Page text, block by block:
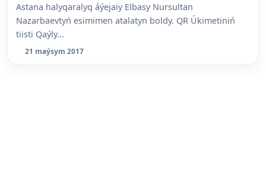
Astana halyqaralyq áýejaiy Elbasy Nursultan
Nazarbaevtyń esimimen atalatyn boldy. QR Úkimetiniń
tiisti Qaýly...
21 maýsym 2017